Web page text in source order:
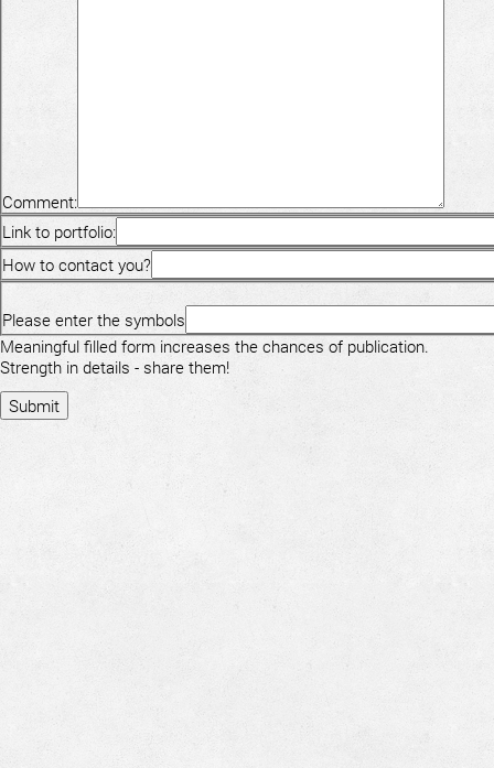
Comment:
Link to portfolio:
How to contact you?
Please enter the symbols
Meaningful filled form increases the chances of publication.
Strength in details - share them!